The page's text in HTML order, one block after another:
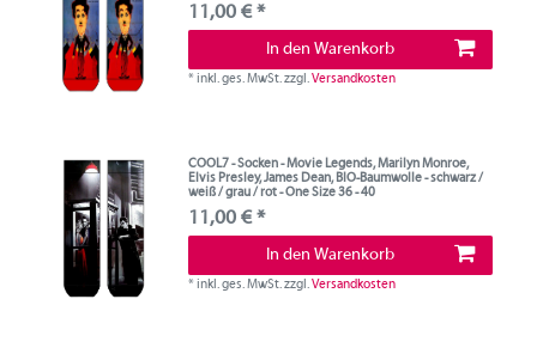
11,00 € *
In den Warenkorb
*inkl. ges. MwSt.zzgl.Versandkosten
COOL7 - Socken - Movie Legends, Marilyn Monroe,
Elvis Presley, James Dean, BIO-Baumwolle - schwarz /
weiß / grau / rot - One Size 36 - 40
11,00 € *
In den Warenkorb
*inkl. ges. MwSt.zzgl.Versandkosten